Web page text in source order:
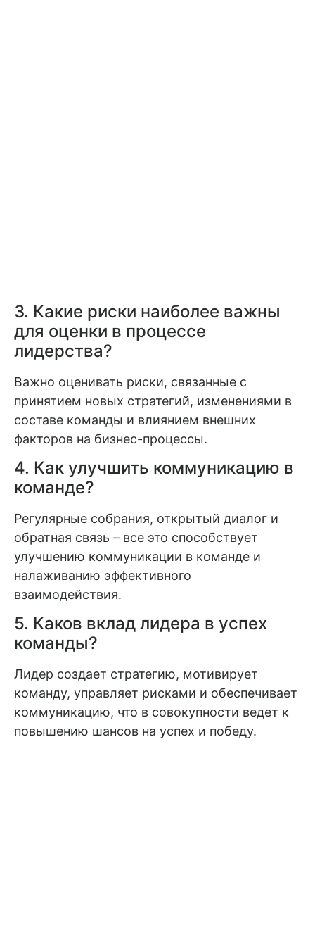
3. Какие риски наиболее важны
для оценки в процессе
лидерства?
Важно оценивать риски, связанные с
принятием новых стратегий, изменениями в
составе команды и влиянием внешних
факторов на бизнес-процессы.
4. Как улучшить коммуникацию в
команде?
Регулярные собрания, открытый диалог и
обратная связь – все это способствует
улучшению коммуникации в команде и
налаживанию эффективного
взаимодействия.
5. Каков вклад лидера в успех
команды?
Лидер создает стратегию, мотивирует
команду, управляет рисками и обеспечивает
коммуникацию, что в совокупности ведет к
повышению шансов на успех и победу.